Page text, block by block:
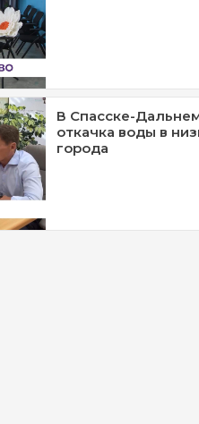
В Спасске-
откачка воды в
города